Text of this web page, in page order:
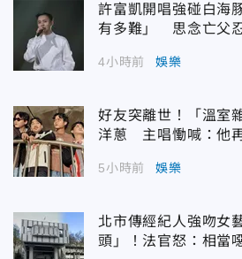
許富凱開唱強碰白海
有多難」 思念亡父
4小時前 娛樂
好友突離世！「溫室
洋蔥 主唱慟喊：他
5小時前 娛樂
北市傳經紀人強吻女
頭」！法官怒：相當